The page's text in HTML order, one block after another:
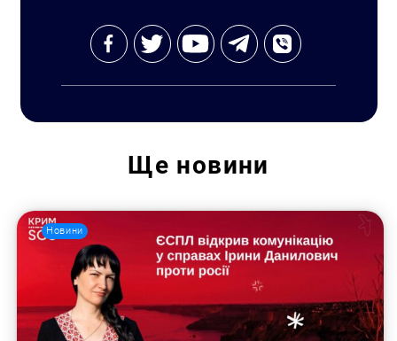
Ще новини
Новини